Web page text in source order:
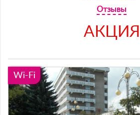
Отзывы
АКЦИЯ
Wi-Fi